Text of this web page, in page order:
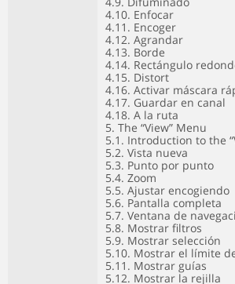
4.10. Enfocar
4.11. Encoger
4.12. Agrandar
4.13. Borde
4.14. Rectángulo
4.15. Distort
4.16. Activar máscara
4.17. Guardar en canal
4.18. A la ruta
5. The “View” Menu
5.1. Introduction to the
5.2. Vista nueva
5.3. Punto por punto
5.4. Zoom
5.5. Ajustar encogiendo
5.6. Pantalla completa
5.7. Ventana de
5.8. Mostrar filtros
5.9. Mostrar selección
5.10. Mostrar el límite
5.11. Mostrar guías
5.12. Mostrar la rejilla